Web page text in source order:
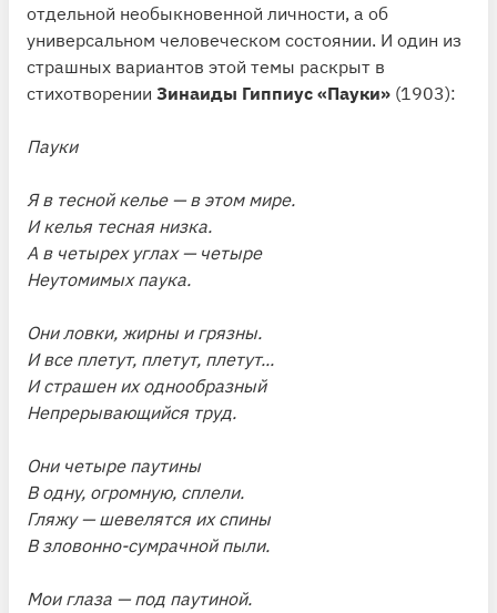
отдельной необыкновенной личности, а об
универсальном человеческом состоянии. И один из
страшных вариантов этой темы раскрыт в
стихотворении Зинаиды Гиппиус «Пауки» (1903):
Пауки
Я в тесной келье — в этом мире.
И келья тесная низка.
А в четырех углах — четыре
Неутомимых паука.
Они ловки, жирны и грязны.
И все плетут, плетут, плетут...
И страшен их однообразный
Непрерывающийся труд.
Они четыре паутины
В одну, огромную, сплели.
Гляжу — шевелятся их спины
В зловонно-сумрачной пыли.
Мои глаза — под паутиной.